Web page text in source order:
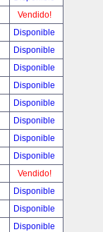
Vendido!
Disponible
Disponible
Disponible
Disponible
Disponible
Disponible
Disponible
Disponible
Vendido!
Disponible
Disponible
Disponible